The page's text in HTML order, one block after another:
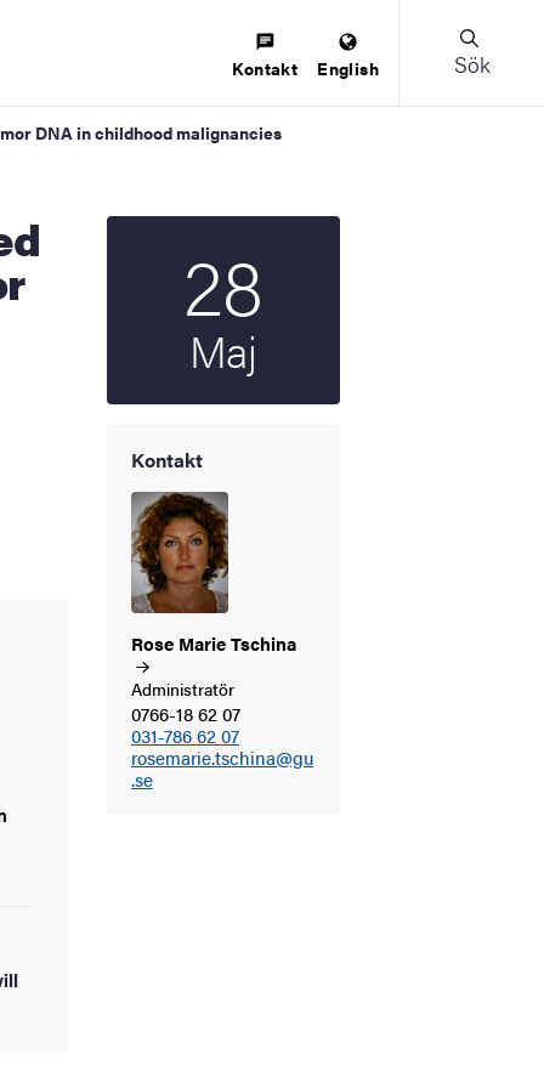
Kontakt English Sök
DNA in childhood malignancies
28
Maj
Kontakt
Rose MarieTschina
Administratör
0766-18 62 07
031-786 62 07
rosemarie.tschina@gu
.se